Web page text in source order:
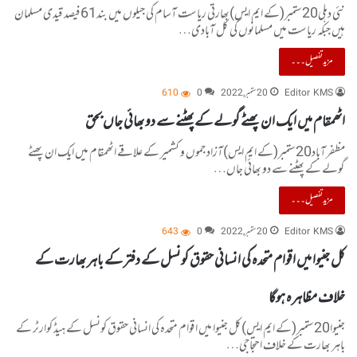
نئی دہلی20ستمبر(کے ایم ایس)بھارتی ریاست آسام کی جیلوں میں بند61فیصد قیدی مسلمان
ہیں جبکہ ریاست میں مسلمانوں کی کل آبادی…
مزید تفصیل۔۔۔
Editor KMS 20 ستمبر, 2022 0
610
اٹھمقام میں ایک ان پھٹے گولے کے پھٹنے سے دو بھائی جاں بحق
مظفرآباد20ستمبر(کے ایم ایس)آزاد جموں و کشمیر کے علاقے اٹھمقام میں ایک ان پھٹے
گولے کے پھٹنے سے دو بھائی جاں…
مزید تفصیل۔۔۔
Editor KMS 20 ستمبر, 2022 0
643
کل جنیوا میں اقوام متحدہ کی انسانی حقوق کونسل کے دفتر کے باہر بھارت کے
خلاف مظاہرہ ہوگا
جنیوا20ستمبر(کے ایم ایس)کل جنیوا میں اقوام متحدہ کی انسانی حقوق کونسل کے ہیڈ کوارٹر کے
باہر بھارت کے خلاف احتجاجی…